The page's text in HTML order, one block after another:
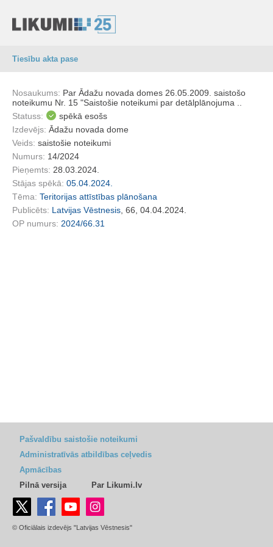
Tiesību akta pase
Nosaukums: Par Ādažu novada domes 26.05.2009. saistošo
noteikumu Nr. 15 "Saistošie noteikumi par detālplānojuma ..
Statuss:
spēkā esošs
Izdevējs: Ādažu novada dome
Veids: saistošie noteikumi
Numurs: 14/2024
Pieņemts: 28.03.2024.
Stājas spēkā: 05.04.2024.
Tēma: Teritorijas attīstības plānošana
Publicēts: Latvijas Vēstnesis , 66, 04.04.2024.
OP numurs: 2024/66.31
Pašvaldību saistošie noteikumi
Administratīvās atbildības ceļvedis
Apmācības
Pilnā versija
Par Likumi.lv
© Oficiālais izdevējs "Latvijas Vēstnesis"